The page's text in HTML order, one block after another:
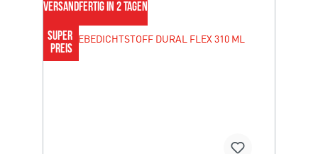
VERSANDFERTIG IN 2 TAGEN
SUPER
PREIS